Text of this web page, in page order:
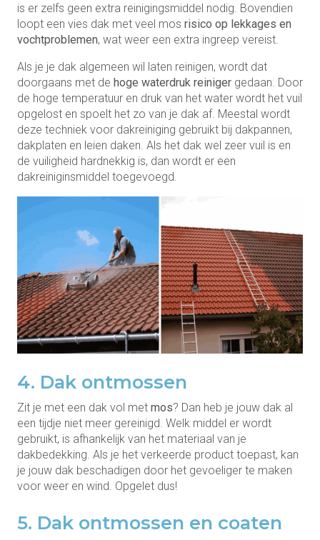
is er zelfs geen extra reinigingsmiddel nodig. Bovendien
loopt een vies dak met veel mos risico op lekkages en
vochtproblemen, wat weer een extra ingreep vereist.
Als je je dak algemeen wil laten reinigen, wordt dat
doorgaans met de hoge waterdruk reiniger gedaan. Door
de hoge temperatuur en druk van het water wordt het vuil
opgelost en spoelt het zo van je dak af. Meestal wordt
deze techniek voor dakreiniging gebruikt bij dakpannen,
dakplaten en leien daken. Als het dak wel zeer vuil is en
de vuiligheid hardnekkig is, dan wordt er een
dakreiniginsmiddel toegevoegd.
4. Dak ontmossen
Zit je met een dak vol met mos? Dan heb je jouw dak al
een tijdje niet meer gereinigd. Welk middel er wordt
gebruikt, is afhankelijk van het materiaal van je
dakbedekking. Als je het verkeerde product toepast, kan
je jouw dak beschadigen door het gevoeliger te maken
voor weer en wind. Opgelet dus!
5. Dak ontmossen en coaten